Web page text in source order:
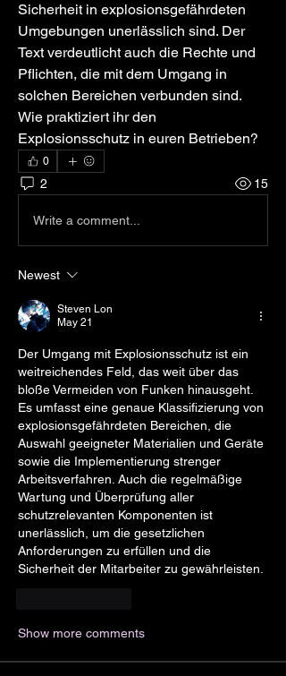
Sicherheit in explosionsgefährdeten
Umgebungen unerlässlich sind. Der
Text verdeutlicht auch die Rechte und
Pflichten, die mit dem Umgang in
solchen Bereichen verbunden sind.
Wie praktiziert ihr den
Explosionsschutz in euren Betrieben?
0
2 15
Write a comment...
Newest
Steven Lon
May 21
Der Umgang mit Explosionsschutz ist ein
weitreichendes Feld, das weit über das
bloße Vermeiden von Funken hinausgeht.
Es umfasst eine genaue Klassifizierung von
explosionsgefährdeten Bereichen, die
Auswahl geeigneter Materialien und Geräte
sowie die Implementierung strenger
Arbeitsverfahren. Auch die regelmäßige
Wartung und Überprüfung aller
schutzrelevanten Komponenten ist
unerlässlich, um die gesetzlichen
Anforderungen zu erfüllen und die
Sicherheit der Mitarbeiter zu gewährleisten.
Show more comments